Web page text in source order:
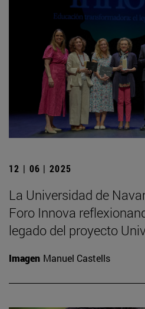
12 | 06 | 2025
La Universidad de
Foro Innova
legado del proyecto
Imagen Manuel Castells